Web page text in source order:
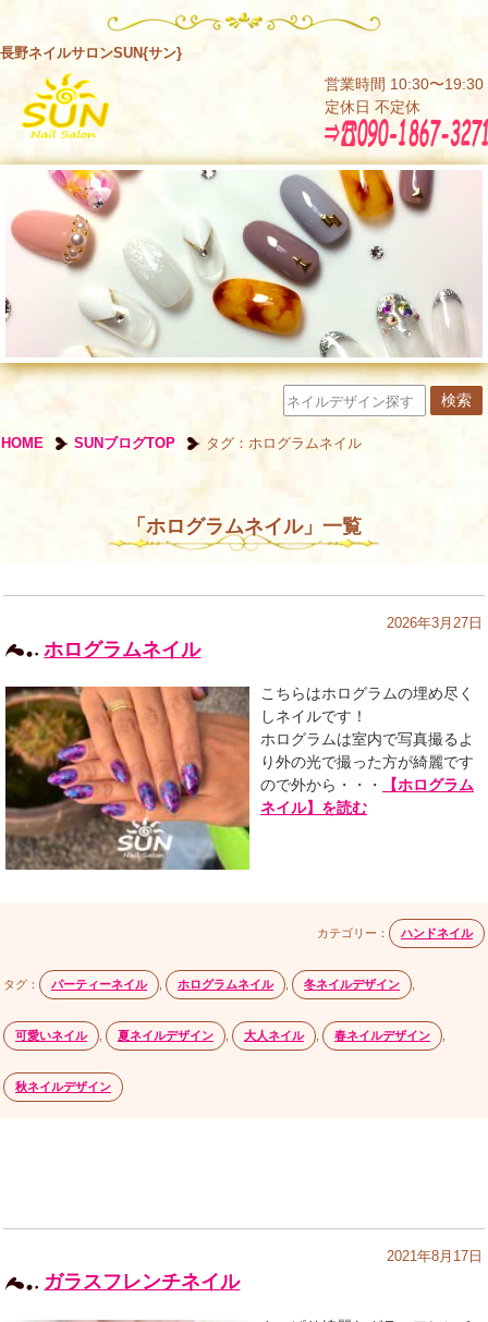
長野ネイルサロンSUN{サン}
営業時間 10:30〜19:30
定休日 不定休
HOME SUNブログTOP タグ：ホログラムネイル
「ホログラムネイル」一覧
2026年3月27日
ホログラムネイル
こちらはホログラムの埋め尽く
しネイルです！
ホログラムは室内で写真撮るよ
り外の光で撮った方が綺麗です
ので外から・・・
【ホログラム
ネイル】を読む
カテゴリー： ハンドネイル
タグ： パーティーネイル ホログラムネイル 冬ネイルデザイン
可愛いネイル 夏ネイルデザイン 大人ネイル 春ネイルデザイン
秋ネイルデザイン
2021年8月17日
ガラスフレンチネイル